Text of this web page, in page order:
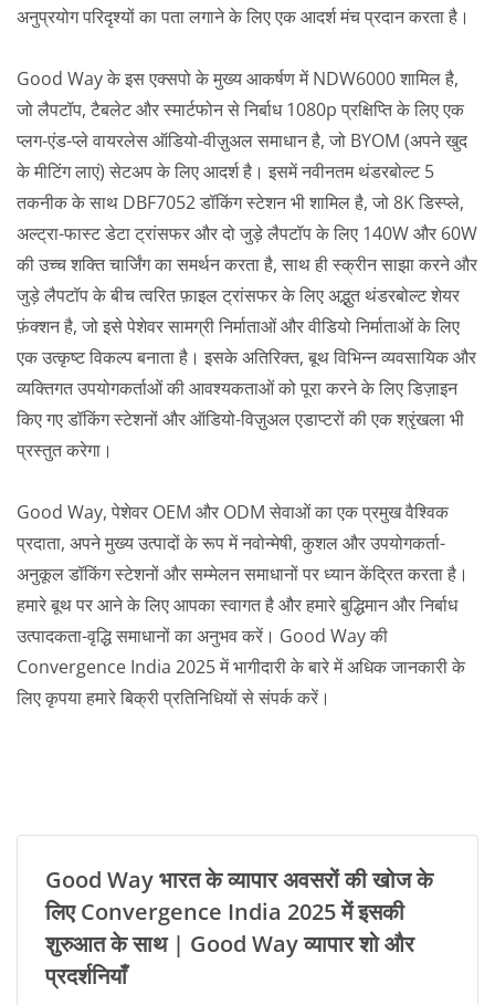
अनुप्रयोग परिदृश्यों का पता लगाने के लिए एक आदर्श मंच प्रदान करता है।
Good Way के इस एक्सपो के मुख्य आकर्षण में NDW6000 शामिल है,
जो लैपटॉप, टैबलेट और स्मार्टफोन से निर्बाध 1080p प्रक्षिप्ति के लिए एक
प्लग-एंड-प्ले वायरलेस ऑडियो-वीज़ुअल समाधान है, जो BYOM (अपने खुद
के मीटिंग लाएं) सेटअप के लिए आदर्श है। इसमें नवीनतम थंडरबोल्ट 5
तकनीक के साथ DBF7052 डॉकिंग स्टेशन भी शामिल है, जो 8K डिस्प्ले,
अल्ट्रा-फास्ट डेटा ट्रांसफर और दो जुड़े लैपटॉप के लिए 140W और 60W
की उच्च शक्ति चार्जिंग का समर्थन करता है, साथ ही स्क्रीन साझा करने और
जुड़े लैपटॉप के बीच त्वरित फ़ाइल ट्रांसफर के लिए अद्भुत थंडरबोल्ट शेयर
फ़ंक्शन है, जो इसे पेशेवर सामग्री निर्माताओं और वीडियो निर्माताओं के लिए
एक उत्कृष्ट विकल्प बनाता है। इसके अतिरिक्त, बूथ विभिन्न व्यवसायिक और
व्यक्तिगत उपयोगकर्ताओं की आवश्यकताओं को पूरा करने के लिए डिज़ाइन
किए गए डॉकिंग स्टेशनों और ऑडियो-विज़ुअल एडाप्टरों की एक श्रृंखला भी
प्रस्तुत करेगा।
Good Way, पेशेवर OEM और ODM सेवाओं का एक प्रमुख वैश्विक
प्रदाता, अपने मुख्य उत्पादों के रूप में नवोन्मेषी, कुशल और उपयोगकर्ता-
अनुकूल डॉकिंग स्टेशनों और सम्मेलन समाधानों पर ध्यान केंद्रित करता है।
हमारे बूथ पर आने के लिए आपका स्वागत है और हमारे बुद्धिमान और निर्बाध
उत्पादकता-वृद्धि समाधानों का अनुभव करें। Good Way की
Convergence India 2025 में भागीदारी के बारे में अधिक जानकारी के
लिए कृपया हमारे बिक्री प्रतिनिधियों से संपर्क करें।
Good Way भारत के व्यापार अवसरों की खोज के
लिए Convergence India 2025 में इसकी
शुरुआत के साथ | Good Way व्यापार शो और
प्रदर्शनियाँ